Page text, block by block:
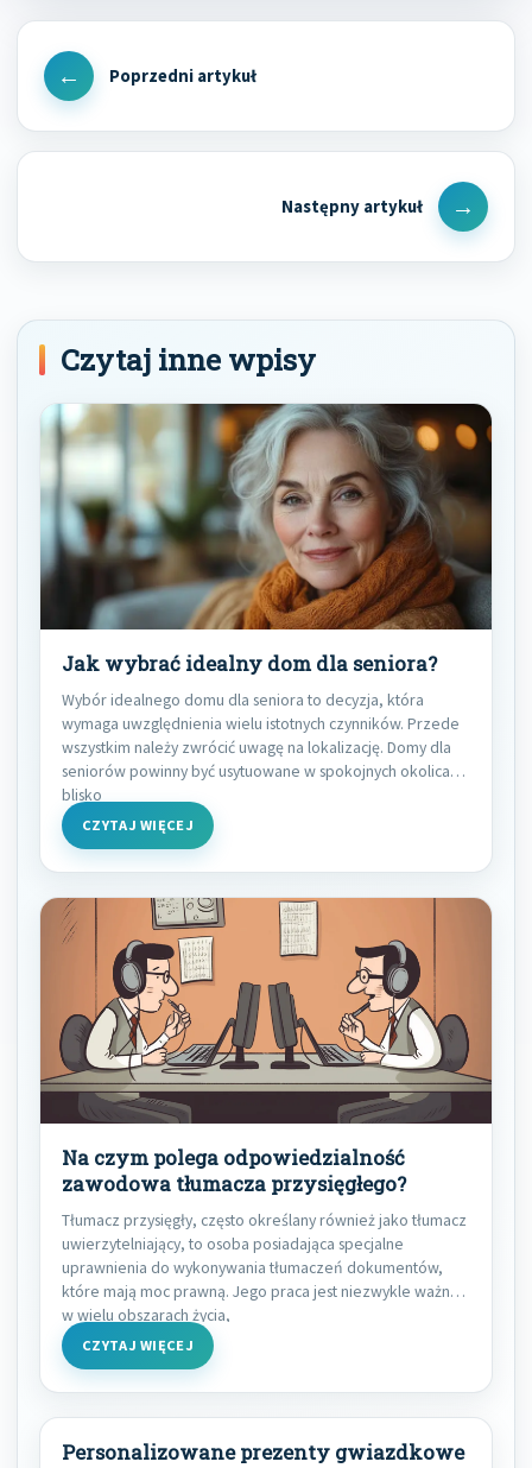
Nawigacja
wpisu
Previous
Next
Post
Czytaj inne wpisy
Jak wybrać idealny dom dla seniora?
Wybór idealnego domu dla seniora to decyzja, która
wymaga uwzględnienia wielu istotnych czynników. Przede
wszystkim należy zwrócić uwagę na lokalizację. Domy dla
seniorów powinny być usytuowane w spokojnych okolicach,
blisko
CZYTAJ WIĘCEJ
Na czym polega odpowiedzialność
zawodowa tłumacza przysięgłego?
Tłumacz przysięgły, często określany również jako tłumacz
uwierzytelniający, to osoba posiadająca specjalne
uprawnienia do wykonywania tłumaczeń dokumentów,
które mają moc prawną. Jego praca jest niezwykle ważna
w wielu obszarach życia,
CZYTAJ WIĘCEJ
Personalizowane prezenty gwiazdkowe